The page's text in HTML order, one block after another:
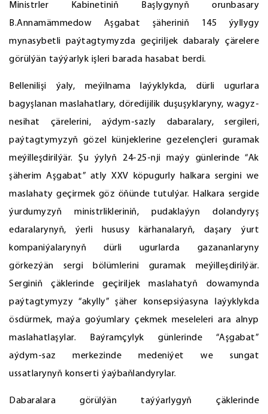
Ministrler Kabinetiniň Başlygynyň orunbasary
B.Annamämmedow Aşgabat şäheriniň 145 ýyllygy
mynasybetli paýtagtymyzda geçiriljek dabaraly çärelere
görülýän taýýarlyk işleri barada hasabat berdi.
Bellenilişi ýaly, meýilnama laýyklykda, dürli ugurlara
bagyşlanan maslahatlary, döredijilik duşuşyklaryny, wagyz-
nesihat çärelerini, aýdym-sazly dabaralary, sergileri,
paýtagtymyzyň gözel künjeklerine gezelençleri guramak
meýilleşdirilýär. Şu ýylyň 24-25-nji maýy günlerinde “Ak
şäherim Aşgabat” atly XXV köpugurly halkara sergini we
maslahaty geçirmek göz öňünde tutulýar. Halkara sergide
ýurdumyzyň ministrlikleriniň, pudaklaýyn dolandyryş
edaralarynyň, ýerli hususy kärhanalaryň, daşary ýurt
kompaniýalarynyň dürli ugurlarda gazananlaryny
görkezýän sergi bölümlerini guramak meýilleşdirilýär.
Serginiň çäklerinde geçiriljek maslahatyň dowamynda
paýtagtymyzy “akylly” şäher konsepsiýasyna laýyklykda
ösdürmek, maýa goýumlary çekmek meseleleri ara alnyp
maslahatlaşylar. Baýramçylyk günlerinde “Aşgabat”
aýdym-saz merkezinde medeniýet we sungat
ussatlarynyň konserti ýaýbaňlandyrylar.
Dabaralara görülýän taýýarlygyň çäklerinde